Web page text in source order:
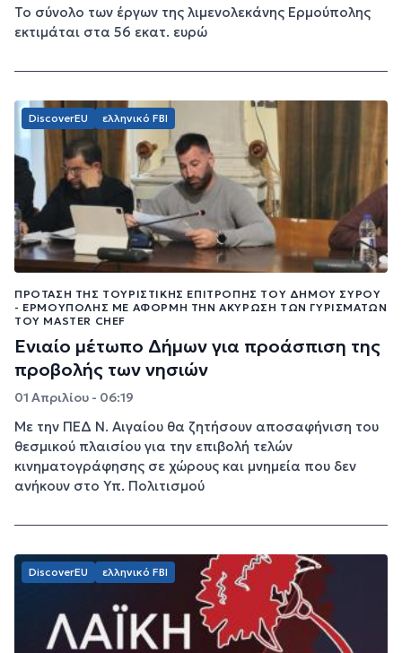
Το σύνολο των έργων της λιμενολεκάνης Ερμούπολης
εκτιμάται στα 56 εκατ. ευρώ
DiscoverEU ελληνικό FBI
ΠΡΌΤΑΣΗ ΤΗΣ ΤΟΥΡΙΣΤΙΚΉΣ ΕΠΙΤΡΟΠΉΣ ΤΟΥ ΔΉΜΟΥ ΣΎΡΟΥ
- ΕΡΜΟΎΠΟΛΗΣ ΜΕ ΑΦΟΡΜΉ ΤΗΝ ΑΚΎΡΩΣΗ ΤΩΝ ΓΥΡΙΣΜΆΤΩΝ
ΤΟΥ MASTER CHEF
Ενιαίο μέτωπο Δήμων για προάσπιση της
προβολής των νησιών
01 Απριλίου - 06:19
Με την ΠΕΔ Ν. Αιγαίου θα ζητήσουν αποσαφήνιση του
θεσμικού πλαισίου για την επιβολή τελών
κινηματογράφησης σε χώρους και μνημεία που δεν
ανήκουν στο Υπ. Πολιτισμού
DiscoverEU ελληνικό FBI